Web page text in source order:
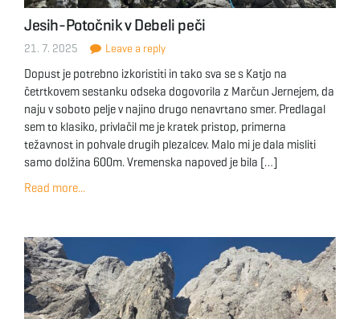
a
o
Jesih-Potočnik v Debeli peči
21. 7. 2025 Leave a reply
Dopust je potrebno izkoristiti in tako sva se s Katjo na
četrtkovem sestanku odseka dogovorila z Marčun Jernejem, da
naju v soboto pelje v najino drugo nenavrtano smer. Predlagal
sem to klasiko, privlačil me je kratek pristop, primerna
težavnost in pohvale drugih plezalcev. Malo mi je dala misliti
samo dolžina 600m. Vremenska napoved je bila […]
Read more...